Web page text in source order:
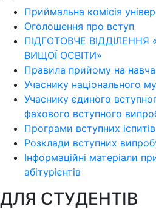
Приймальна комісія
Оголошення про вступ
ПІДГОТОВЧЕ
ВИЩОЇ ОСВІТИ»
Правила прийому на
Учаснику національного
Учаснику єдиного
фахового вступного
Програми вступних іспитів
Розклади вступних
Інформаційні матеріали
абітурієнтів
ДЛЯ СТУДЕНТІВ